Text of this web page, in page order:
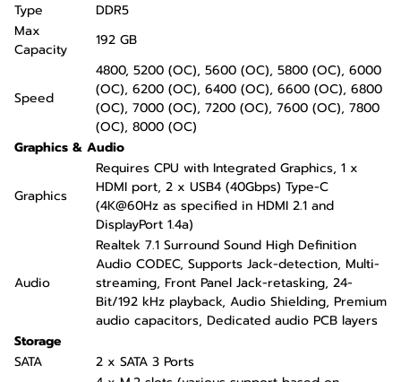
Type
DDR5
Max
Capacity
192 GB
Speed
4800, 5200 (OC), 5600 (OC), 5800 (OC), 6000
(OC), 6200 (OC), 6400 (OC), 6600 (OC), 6800
(OC), 7000 (OC), 7200 (OC), 7600 (OC), 7800
(OC), 8000 (OC)
Graphics & Audio
Graphics
Requires CPU with Integrated Graphics, 1 x
HDMI port, 2 x USB4 (40Gbps) Type-C
(4K@60Hz as specified in HDMI 2.1 and
DisplayPort 1.4a)
Audio
Realtek 7.1 Surround Sound High Definition
Audio CODEC, Supports Jack-detection, Multi-
streaming, Front Panel Jack-retasking, 24-
Bit/192 kHz playback, Audio Shielding, Premium
audio capacitors, Dedicated audio PCB layers
Storage
SATA
2 x SATA 3 Ports